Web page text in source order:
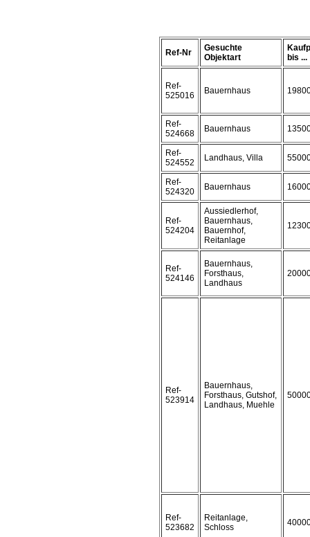
Ref-Nr
Gesuchte
Objektart
bis ...
Ref-
525016
Bauernhaus
Ref-
524668
Bauernhaus
Ref-
524552
Landhaus, Villa
Ref-
524320
Bauernhaus
Ref-
524204
Aussiedlerhof,
Bauernhaus,
Bauernhof,
Reitanlage
Ref-
524146
Bauernhaus,
Forsthaus,
Landhaus
Ref-
523914
Bauernhaus,
Forsthaus, Gutshof,
Landhaus, Muehle
Ref-
523682
Reitanlage,
Schloss